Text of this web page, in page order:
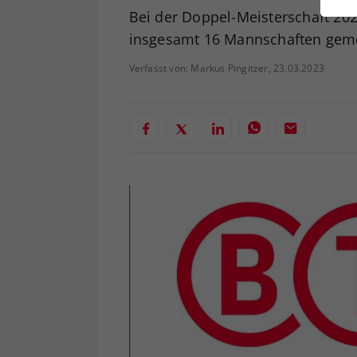
Bei der Doppel-Meisterschaft
insgesamt 16 Mannschaften
Verfasst von: Markus Pingitzer, 23.03.2023